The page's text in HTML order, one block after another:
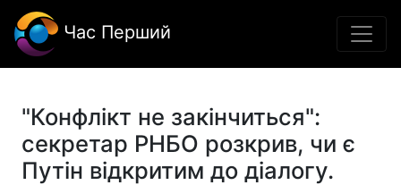
Час Перший
"Конфлікт не закінчиться":
секретар РНБО розкрив, чи є
Путін відкритим до діалогу.